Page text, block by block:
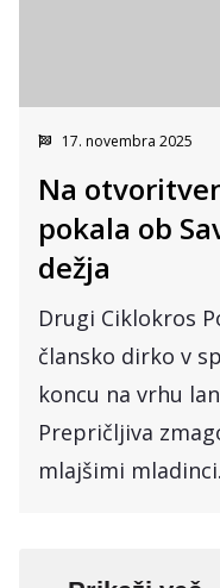
17. novembra 2025
Na
pokala ob
dežja
Drugi Ciklokros
člansko dirko v
koncu na vrhu
Prepričljiva
mlajšimi